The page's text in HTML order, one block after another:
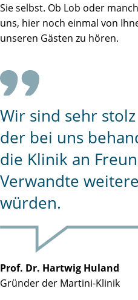
Sie selbst. Ob Lob oder
uns, hier noch einmal von
unseren Gästen zu hören.
Wir sind sehr
der bei uns
die Klinik an
Verwandte
würden.
Prof. Dr. Hartwig Huland
Gründer der Martini-Klinik